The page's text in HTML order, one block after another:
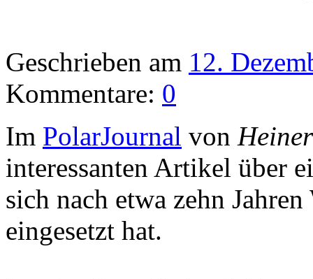
Geschrieben am 12.
Kommentare: 0
Im PolarJournal von
interessanten Artikel über
sich nach etwa zehn
eingesetzt hat.